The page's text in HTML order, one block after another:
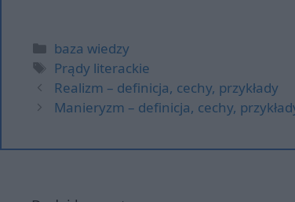
Kategorie
baza wiedzy
Tagi
Prądy literackie
Realizm – definicja, cechy, przykłady
Manieryzm – definicja, cechy,